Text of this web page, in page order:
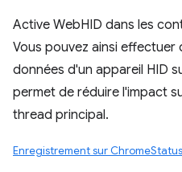
Active WebHID dans les
Vous pouvez ainsi effectuer
données d'un appareil HID
permet de réduire l'impact
thread principal.
Enregistrement sur